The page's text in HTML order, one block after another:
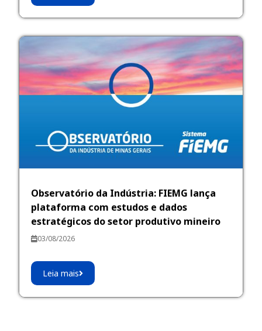
Observatório da Indústria: FIEMG lança
plataforma com estudos e dados
estratégicos do setor produtivo mineiro
03/08/2026
Leia mais